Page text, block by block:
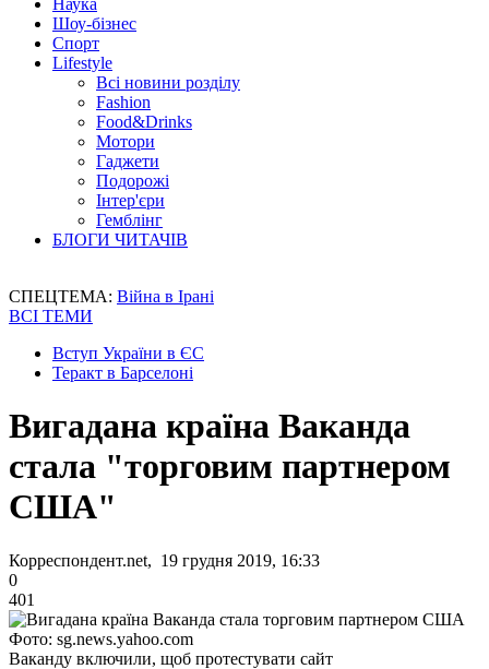
Наука
Шоу-бізнес
Спорт
Lifestyle
Всі новини розділу
Fashion
Food&Drinks
Мотори
Гаджети
Подорожі
Інтер'єри
Гемблінг
БЛОГИ ЧИТАЧІВ
СПЕЦТЕМА: Війна в Ірані
ВСІ ТЕМИ
Вступ України в ЄС
Теракт в Барселоні
Вигадана країна Ваканда
стала "торговим партнером
США"
Корреспондент.net, 19 грудня 2019, 16:33
0
401
Фото: sg.news.yahoo.com
Ваканду включили, щоб протестувати сайт